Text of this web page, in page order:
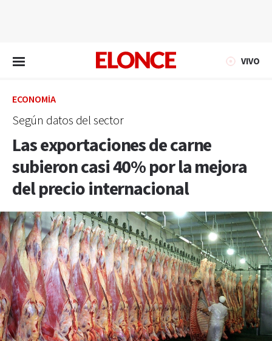
VIVO
ECONOMÍA
Según datos del sector
Las exportaciones de carne
subieron casi 40% por la mejora
del precio internacional